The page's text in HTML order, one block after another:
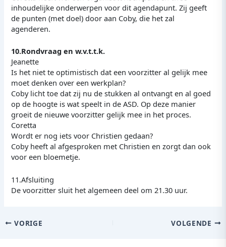
inhoudelijke onderwerpen voor dit agendapunt. Zij geeft
de punten (met doel) door aan Coby, die het zal
agenderen.
10.Rondvraag en w.v.t.t.k.
Jeanette
Is het niet te optimistisch dat een voorzitter al gelijk mee
moet denken over een werkplan?
Coby licht toe dat zij nu de stukken al ontvangt en al goed
op de hoogte is wat speelt in de ASD. Op deze manier
groeit de nieuwe voorzitter gelijk mee in het proces.
Coretta
Wordt er nog iets voor Christien gedaan?
Coby heeft al afgesproken met Christien en zorgt dan ook
voor een bloemetje.
11.Afsluiting
De voorzitter sluit het algemeen deel om 21.30 uur.
VORIGE VOLGENDE